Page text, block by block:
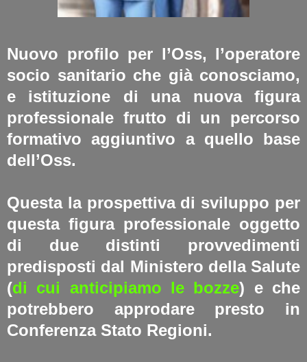
Nuovo profilo per l’Oss, l’operatore
socio sanitario che già conosciamo,
e istituzione di una nuova figura
professionale frutto di un percorso
formativo aggiuntivo a quello base
dell’Oss.
Questa la prospettiva di sviluppo per
questa figura professionale oggetto
di due distinti provvedimenti
predisposti dal Ministero della Salute
(di cui anticipiamo le bozze) e che
potrebbero approdare presto in
Conferenza Stato Regioni.